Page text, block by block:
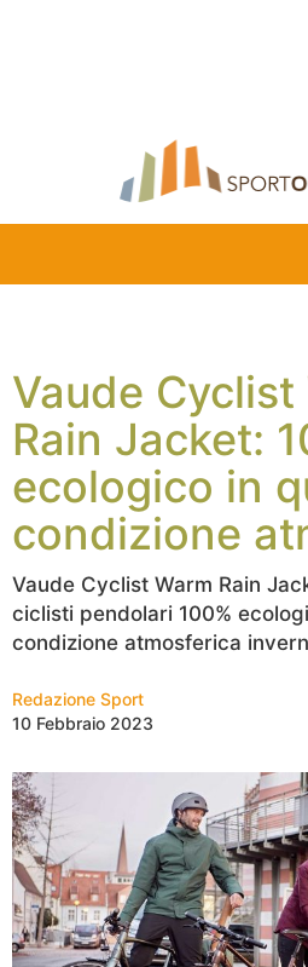
Vaude Cyclist
Rain Jacket:
ecologico in
condizione
Vaude Cyclist Warm Rain
ciclisti pendolari 100%
condizione atmosferica
Redazione Sport
10 Febbraio 2023